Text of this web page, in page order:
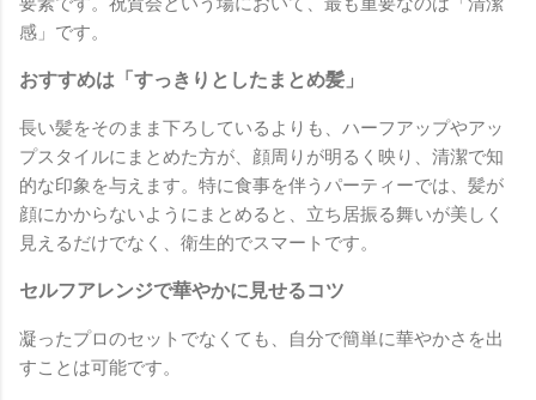
感」です。
おすすめは「すっきりとしたまとめ髪」
長い髪をそのまま下ろしているよりも、ハーフアップやアッ
プスタイルにまとめた方が、顔周りが明るく映り、清潔で知
的な印象を与えます。特に食事を伴うパーティーでは、髪が
顔にかからないようにまとめると、立ち居振る舞いが美しく
見えるだけでなく、衛生的でスマートです。
セルフアレンジで華やかに見せるコツ
凝ったプロのセットでなくても、自分で簡単に華やかさを出
すことは可能です。